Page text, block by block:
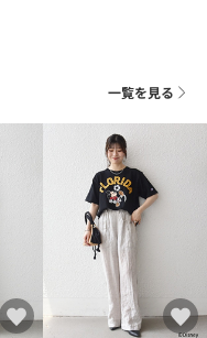
一覧を見る